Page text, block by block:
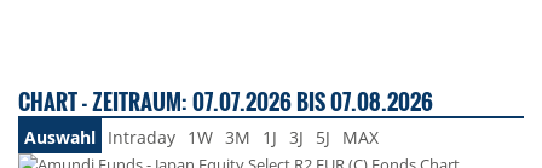
CHART - ZEITRAUM: 07.07.2026 BIS 07.08.2026
Auswahl Intraday 1W 3M 1J 3J 5J MAX